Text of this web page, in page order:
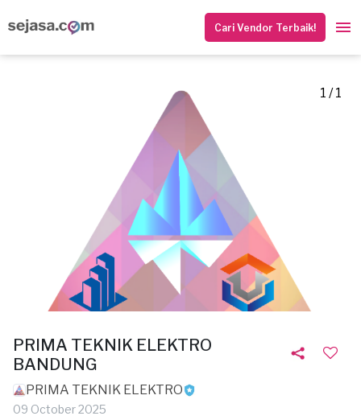
Cari Vendor Terbaik!
1 / 1
PRIMA TEKNIK ELEKTRO
BANDUNG
PRIMA TEKNIK ELEKTRO
09 October 2025